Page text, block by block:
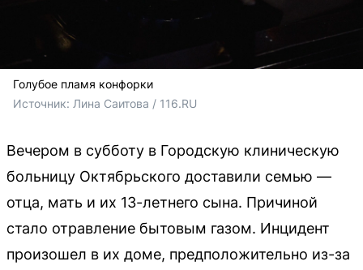
Голубое пламя конфорки
Источник: Лина Саитова / 116.RU
Вечером в субботу в Городскую клиническую
больницу Октябрьского доставили семью —
отца, мать и их 13-летнего сына. Причиной
стало отравление бытовым газом. Инцидент
произошел в их доме, предположительно из-за